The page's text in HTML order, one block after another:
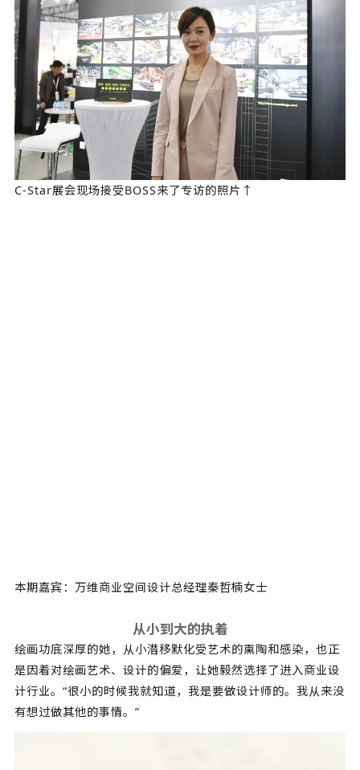
C-Star展会现场接受BOSS来了专访的照片↑
本期嘉宾：万维商业空间设计总经理秦哲楠女士
从小到大的执着
绘画功底深厚的她，从小潜移默化受艺术的熏陶和感染，也正
是因着对绘画艺术、设计的偏爱，让她毅然选择了进入商业设
计行业。“很小的时候我就知道，我是要做设计师的。我从来没
有想过做其他的事情。”